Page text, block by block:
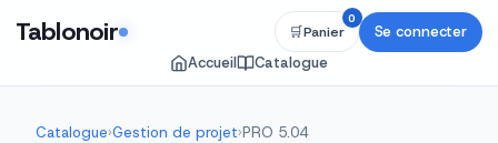
Tablonoir
Accueil Catalogue
🛒Panier
0
Se connecter
Catalogue›Gestion de projet›PRO 5.04